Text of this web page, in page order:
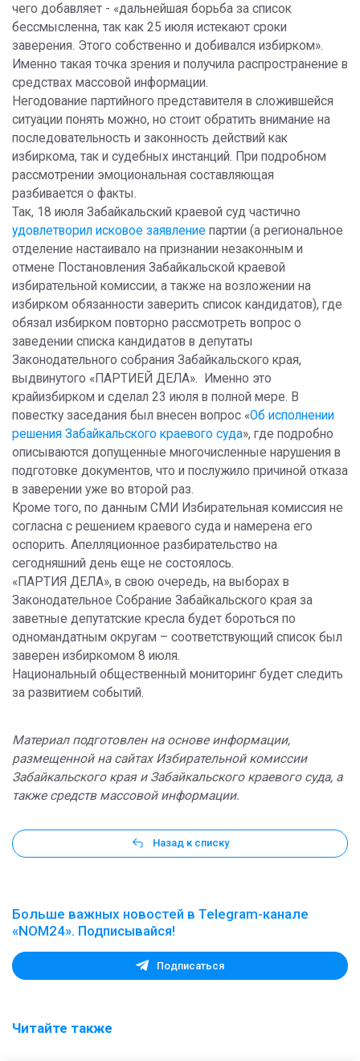
чего добавляет - «дальнейшая борьба за список
бессмысленна, так как 25 июля истекают сроки
заверения. Этого собственно и добивался избирком».
Именно такая точка зрения и получила распространение в
средствах массовой информации.
Негодование партийного представителя в сложившейся
ситуации понять можно, но стоит обратить внимание на
последовательность и законность действий как
избиркома, так и судебных инстанций. При подробном
рассмотрении эмоциональная составляющая
разбивается о факты.
Так, 18 июля Забайкальский краевой суд частично
удовлетворил исковое заявление партии (а региональное
отделение настаивало на признании незаконным и
отмене Постановления Забайкальской краевой
избирательной комиссии, а также на возложении на
избирком обязанности заверить список кандидатов), где
обязал избирком повторно рассмотреть вопрос о
заведении списка кандидатов в депутаты
Законодательного собрания Забайкальского края,
выдвинутого «ПАРТИЕЙ ДЕЛА». Именно это
крайизбирком и сделал 23 июля в полной мере. В
повестку заседания был внесен вопрос «Об исполнении
решения Забайкальского краевого суда», где подробно
описываются допущенные многочисленные нарушения в
подготовке документов, что и послужило причиной отказа
в заверении уже во второй раз.
Кроме того, по данным СМИ Избирательная комиссия не
согласна с решением краевого суда и намерена его
оспорить. Апелляционное разбирательство на
сегодняшний день еще не состоялось.
«ПАРТИЯ ДЕЛА», в свою очередь, на выборах в
Законодательное Собрание Забайкальского края за
заветные депутатские кресла будет бороться по
одномандатным округам – соответствующий список был
заверен избиркомом 8 июля.
Национальный общественный мониторинг будет следить
за развитием событий.
Материал подготовлен на основе информации,
размещенной на сайтах Избирательной комиссии
Забайкальского края и Забайкальского краевого суда, а
также средств массовой информации.
Назад к списку
Больше важных новостей в Telegram-канале
«NOM24». Подписывайся!
Подписаться
Читайте также